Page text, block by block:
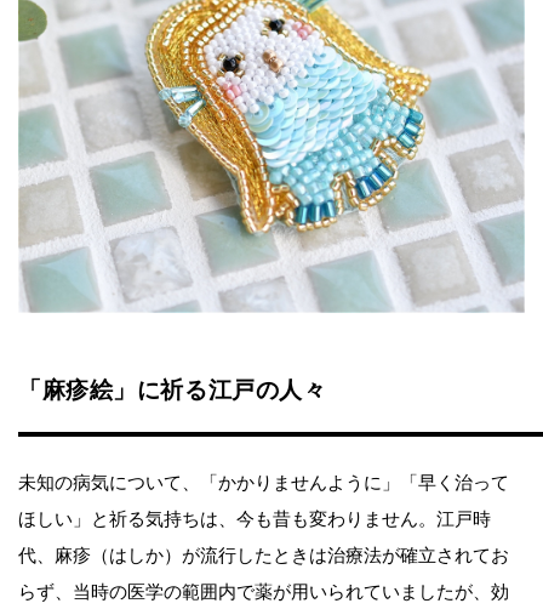
「麻疹絵」に祈る江戸の人々
未知の病気について、「かかりませんように」「早く治って
ほしい」と祈る気持ちは、今も昔も変わりません。江戸時
代、麻疹（はしか）が流行したときは治療法が確立されてお
らず、当時の医学の範囲内で薬が用いられていましたが、効